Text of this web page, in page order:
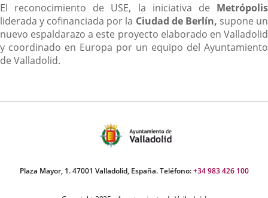
El reconocimiento de USE, la iniciativa de Metrópolis
liderada y cofinanciada por la Ciudad de Berlín, supone un
nuevo espaldarazo a este proyecto elaborado en Valladolid
y coordinado en Europa por un equipo del Ayuntamiento
de Valladolid.
Plaza Mayor, 1. 47001 Valladolid, España. Teléfono:+34 983 426 100